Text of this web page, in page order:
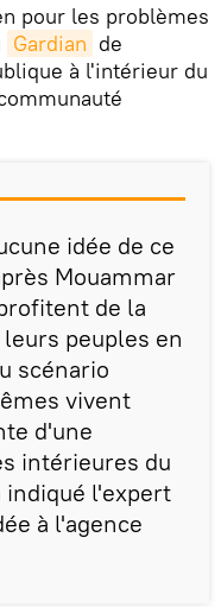
pour les problèmes
Gardian de
à l'intérieur du
idée de ce
Mouammar
de la
peuples en
scénario
vivent
d'une
intérieures du
indiqué l'expert
à l'agence